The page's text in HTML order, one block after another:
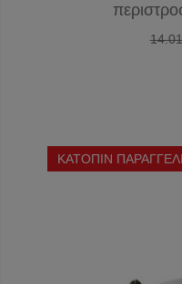
ΚΑΤΟΠΙΝ